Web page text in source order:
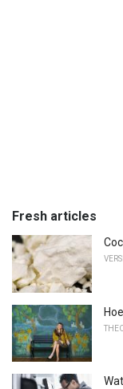
Fresh articles